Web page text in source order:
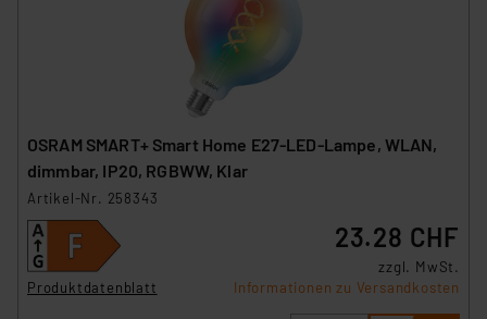
OSRAM SMART+ Smart Home E27-LED-Lampe, WLAN,
dimmbar, IP20, RGBWW, Klar
Artikel-Nr. 258343
Produktdatenblatt
23.28 CHF
zzgl. MwSt.
Informationen zu Versandkosten